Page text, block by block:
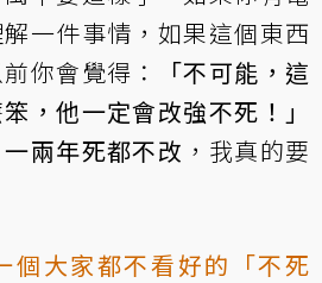
一件事情，如果這個東西
你會覺得：
「不可能，這
，他一定會改強不死！」
兩年死都不改 ，我真的要
個大家都不看好的「不死